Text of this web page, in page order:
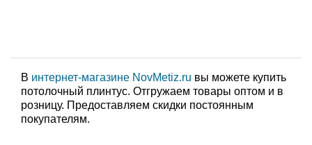
В интернет-магазине NovMetiz.ru вы можете купить
потолочный плинтус. Отгружаем товары оптом и в
розницу. Предоставляем скидки постоянным
покупателям.